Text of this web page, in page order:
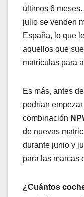
últimos 6
julio se venden
España, lo que
aquellos que
matrículas para
Es más, antes
podrían
combinación
de nuevas
durante junio y
para las marcas
¿Cuántos